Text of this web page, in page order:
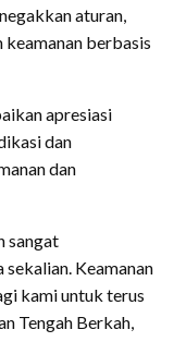
aturan,
berbasis
apresiasi
dan
dan
sangat
Keamanan
kami untuk terus
Tengah Berkah,